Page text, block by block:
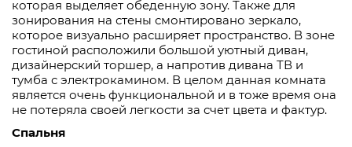
которая выделяет обеденную зону. Также для
зонирования на стены смонтировано зеркало,
которое визуально расширяет пространство. В зоне
гостиной расположили большой уютный диван,
дизайнерский торшер, а напротив дивана ТВ и
тумба с электрокамином. В целом данная комната
является очень функциональной и в тоже время она
не потеряла своей легкости за счет цвета и фактур.
Спальня